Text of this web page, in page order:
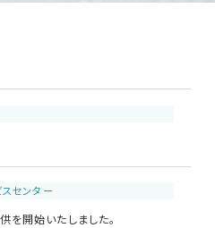
ションセンター
トデスク
スセンター
を開始いたしました。